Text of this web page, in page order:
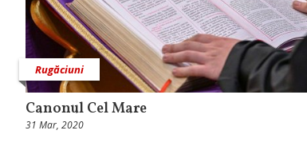
Rugăciuni
Canonul Cel Mare
31 Mar, 2020